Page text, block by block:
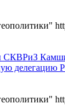
СКВРиЗ
делегацию